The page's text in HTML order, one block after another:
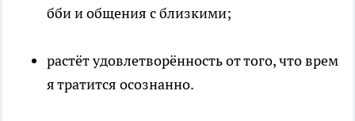
бби и общения с близкими;
растёт удовлетворённость от того, что врем
я тратится осознанно.